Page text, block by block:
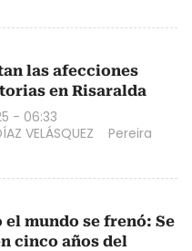
las afecciones
en Risaralda
- 06:33
VELÁSQUEZ
Pereira
el mundo se frenó: Se
cinco años del